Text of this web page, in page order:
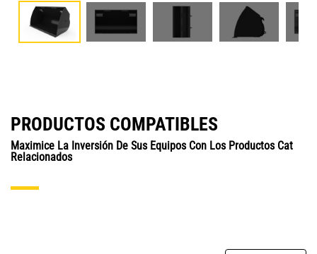
PRODUCTOS COMPATIBLES
Maximice La Inversión De Sus Equipos Con Los Productos Cat
Relacionados